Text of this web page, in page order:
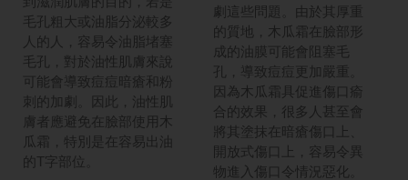
毛孔粗大或油脂分泌較多
人的人，容易令油脂堵塞
毛孔，對於油性肌膚來說
可能會導致痘痘暗瘡和粉
刺的加劇。因此，油性肌
膚者應避免在臉部使用木
瓜霜，特別是在容易出油
的T字部位。
劇這些問題。由於其厚重
的質地，木瓜霜在臉部形
成的油膜可能會阻塞毛
孔，導致痘痘更加嚴重。
因為木瓜霜具促進傷口瘉
合的效果，很多人甚至會
將其塗抹在暗瘡傷口上、
開放式傷口上，容易令異
物進入傷口令情況惡化。